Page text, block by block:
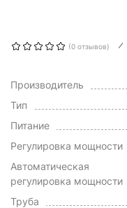
(0 отзывов)
Производитель
Тип
Питание
Регулировка мощности
Автоматическая
регулировка мощности
Труба